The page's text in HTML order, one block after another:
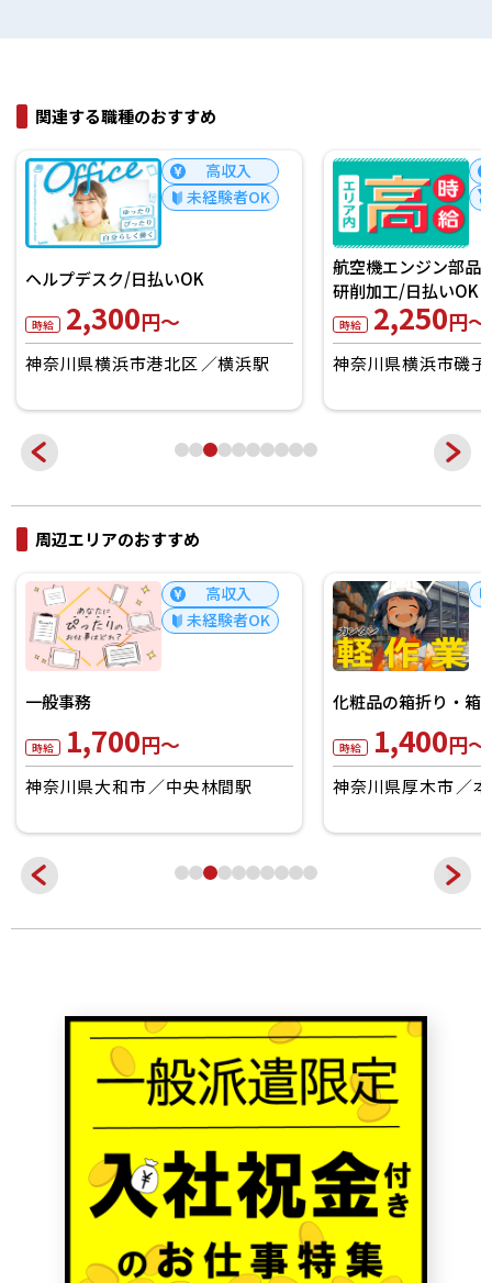
関連する職種のおすすめ
高収入
未経験者OK
ヘルプデスク/日払いOK
時給 2,300円～
神奈川県横浜市港北区 横浜駅
航空機エンジン部品
研削加工/日払いOK
時給 2,250円～
神奈川県横浜市磯子区
周辺エリアのおすすめ
高収入
未経験者OK
一般事務
時給 1,700円～
神奈川県大和市 中央林間駅
化粧品の箱折り・箱
時給 1,400円～
神奈川県厚木市